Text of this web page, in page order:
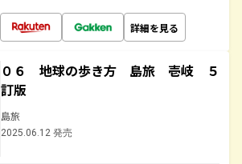
詳細を見る
０６ 地球の歩き方 島旅 壱岐 ５
訂版
島旅
2025.06.12 発売